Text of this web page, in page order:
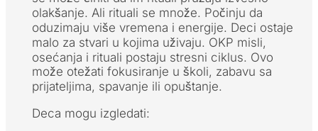
olakšanje. Ali rituali se množe. Počinju da
oduzimaju više vremena i energije. Deci ostaje
malo za stvari u kojima uživaju. OKP misli,
osećanja i rituali postaju stresni ciklus. Ovo
može otežati fokusiranje u školi, zabavu sa
prijateljima, spavanje ili opuštanje.
Deca mogu izgledati: